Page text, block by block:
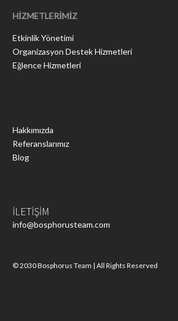
HİZMETLERİMİZ
Etkinlik Yönetimi
Organizasyon Destek Hizmetleri
Eğlence Hizmetleri
Hakkımızda
Referanslarımız
Blog
İLETİŞİM
info@bosphorusteam.com
© 2030 Bosphorus Team | All Rights Reserved